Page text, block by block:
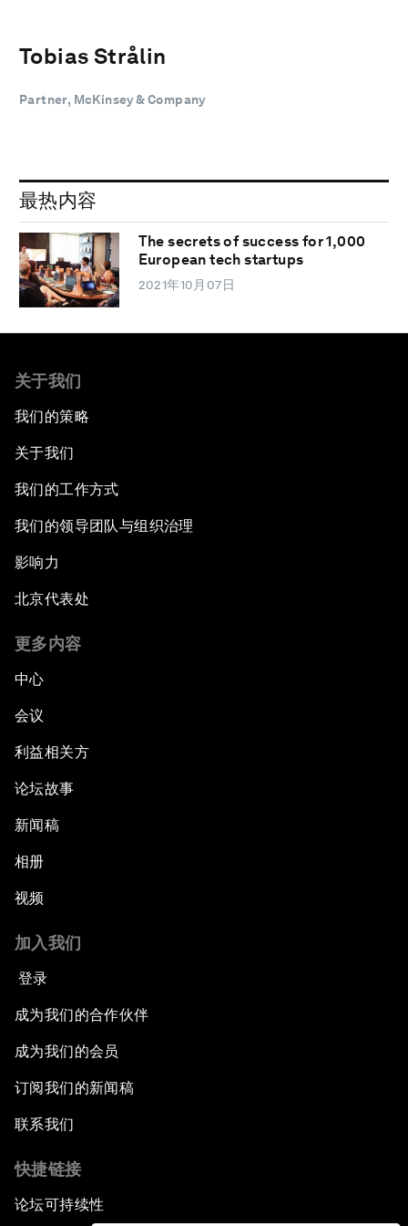
Tobias Strålin
Partner, McKinsey & Company
最热内容
The secrets of success for 1,000
European tech startups
2021年10月07日
关于我们
我们的策略
关于我们
我们的工作方式
我们的领导团队与组织治理
影响力
北京代表处
更多内容
中心
会议
利益相关方
论坛故事
新闻稿
相册
视频
加入我们
登录
成为我们的合作伙伴
成为我们的会员
订阅我们的新闻稿
联系我们
快捷链接
论坛可持续性